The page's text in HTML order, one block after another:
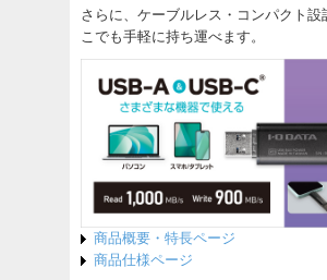
さらに、ケーブルレス・コンパクト設
こでも手軽に持ち運べます。
商品概要・特長ページ
商品仕様ページ